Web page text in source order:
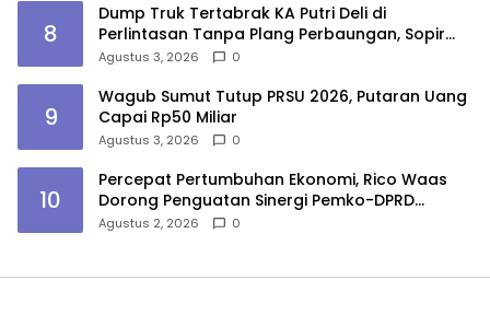
8
Dump Truk Tertabrak KA Putri Deli di
Perlintasan Tanpa Plang Perbaungan, Sopir
Tewas
Agustus 3, 2026 0
9
Wagub Sumut Tutup PRSU 2026, Putaran Uang
Capai Rp50 Miliar
Agustus 3, 2026 0
10
Percepat Pertumbuhan Ekonomi, Rico Waas
Dorong Penguatan Sinergi Pemko-DPRD
Medan
Agustus 2, 2026 0